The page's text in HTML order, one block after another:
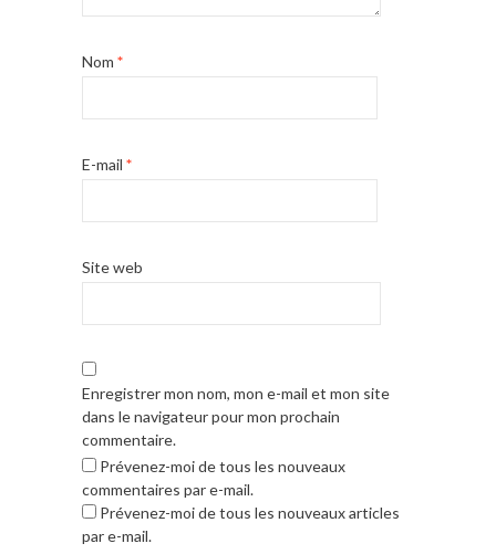
Nom *
E-mail *
Site web
Enregistrer mon nom, mon e-mail et mon site
dans le navigateur pour mon prochain
commentaire.
Prévenez-moi de tous les nouveaux
commentaires par e-mail.
Prévenez-moi de tous les nouveaux articles
par e-mail.